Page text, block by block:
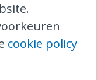
cookie policy